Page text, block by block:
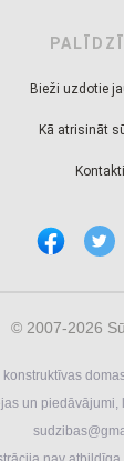
Bieži uzdotie
Kā atrisināt
Kontakti
© 2007-2026
un piedāvājumi,